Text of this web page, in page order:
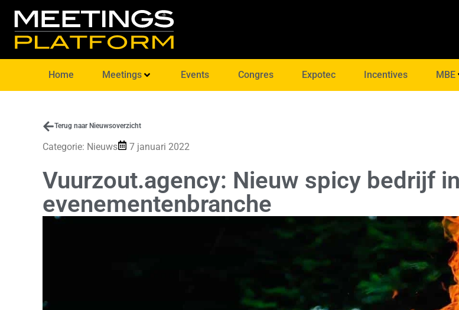
Home Meetings Events Congres Expotec Incentives MBE
Terug naar Nieuwsoverzicht
Categorie: Nieuws 7 januari 2022
Vuurzout.agency: Nieuw spicy bedrijf
evenementenbranche